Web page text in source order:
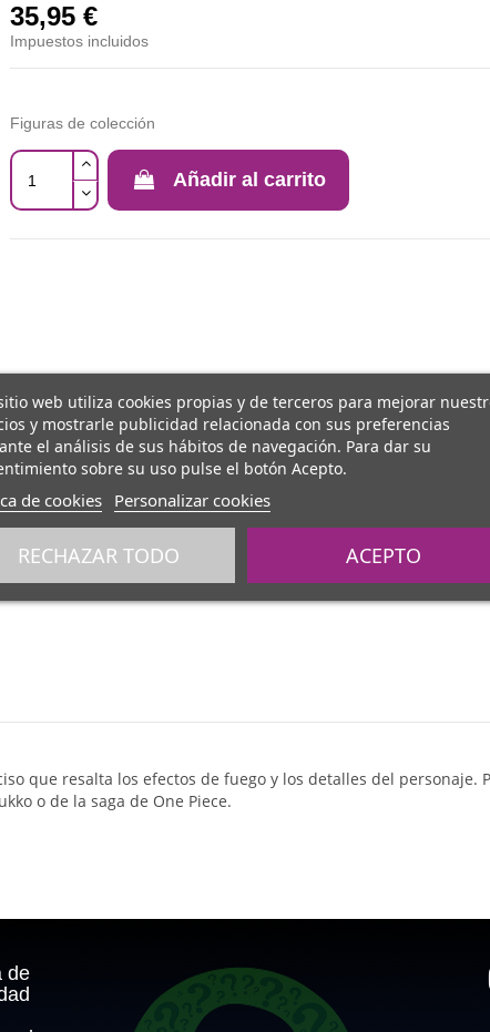
35,95 €
Impuestos incluidos
Figuras de colección
Añadir al carrito
que resalta los efectos de fuego y los detalles del
o de la saga de One Piece.
de
web utiliza cookies propias y de terceros para mejorar
y mostrarle publicidad relacionada con sus preferencias
el análisis de sus hábitos de navegación. Para dar su
sobre su uso pulse el botón Acepto.
de cookies Personalizar cookies
RECHAZAR TODO ACEPTO